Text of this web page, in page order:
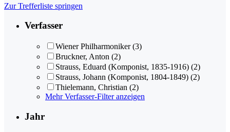
Zur Trefferliste springen
Verfasser
Wiener Philharmoniker (3)
Bruckner, Anton (2)
Strauss, Eduard (Komponist, 1835-1916) (2)
Strauss, Johann (Komponist, 1804-1849) (2)
Thielemann, Christian (2)
Mehr Verfasser-Filter anzeigen
Jahr